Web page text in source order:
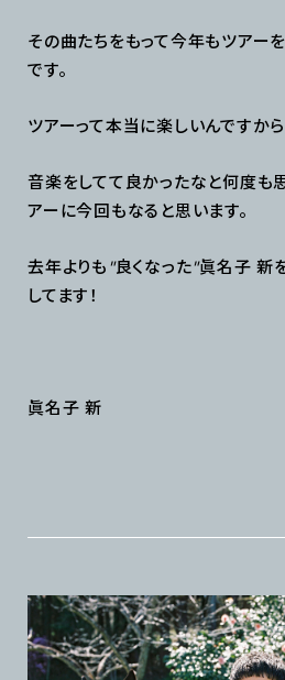
その曲たちをもって今年もツアー
です。
ツアーって本当に楽しいんですから
音楽をしてて良かったなと何度も
アーに今回もなると思います。
去年よりも "良くなった"眞名子 新
してます！
眞名子 新